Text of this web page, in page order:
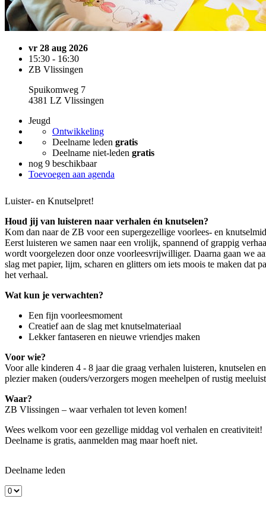
vr 28 aug 2026
15:30 - 16:30
ZB Vlissingen
Spuikomweg 7
4381 LZ Vlissingen
Jeugd
Ontwikkeling
Deelname leden gratis
Deelname niet-leden gratis
nog 9 beschikbaar
Toevoegen aan agenda
Luister- en Knutselpret!
Houd jij van luisteren naar verhalen én knutselen?
Kom dan naar de ZB voor een supergezellige voorlees- en
Eerst luisteren we samen naar een vrolijk, spannend of grappig
wordt voorgelezen door onze voorleesvrijwilliger. Daarna gaan we
slag met papier, lijm, scharen en glitters om iets moois te maken dat
het verhaal.
Wat kun je verwachten?
Een fijn voorleesmoment
Creatief aan de slag met knutselmateriaal
Lekker fantaseren en nieuwe vriendjes maken
Voor wie?
Voor alle kinderen 4 - 8 jaar die graag verhalen luisteren, knutselen en
plezier maken (ouders/verzorgers mogen meehelpen of rustig
Waar?
ZB Vlissingen – waar verhalen tot leven komen!
Wees welkom voor een gezellige middag vol verhalen en creativiteit!
Deelname is gratis, aanmelden mag maar hoeft niet.
Deelname leden